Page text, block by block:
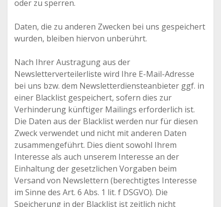
oder zu sperren.
Daten, die zu anderen Zwecken bei uns gespeichert
wurden, bleiben hiervon unberührt.
Nach Ihrer Austragung aus der
Newsletterverteilerliste wird Ihre E-Mail-Adresse
bei uns bzw. dem Newsletterdiensteanbieter ggf. in
einer Blacklist gespeichert, sofern dies zur
Verhinderung künftiger Mailings erforderlich ist.
Die Daten aus der Blacklist werden nur für diesen
Zweck verwendet und nicht mit anderen Daten
zusammengeführt. Dies dient sowohl Ihrem
Interesse als auch unserem Interesse an der
Einhaltung der gesetzlichen Vorgaben beim
Versand von Newslettern (berechtigtes Interesse
im Sinne des Art. 6 Abs. 1 lit. f DSGVO). Die
Speicherung in der Blacklist ist zeitlich nicht